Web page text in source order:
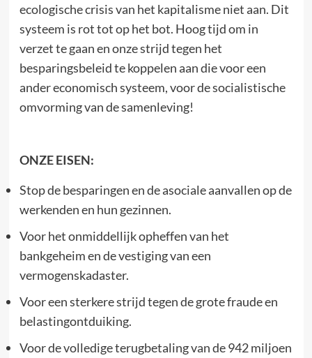
ecologische crisis van het kapitalisme niet aan. Dit
systeem is rot tot op het bot. Hoog tijd om in
verzet te gaan en onze strijd tegen het
besparingsbeleid te koppelen aan die voor een
ander economisch systeem, voor de socialistische
omvorming van de samenleving!
ONZE EISEN:
Stop de besparingen en de asociale aanvallen op de
werkenden en hun gezinnen.
Voor het onmiddellijk opheffen van het
bankgeheim en de vestiging van een
vermogenskadaster.
Voor een sterkere strijd tegen de grote fraude en
belastingontduiking.
Voor de volledige terugbetaling van de 942 miljoen